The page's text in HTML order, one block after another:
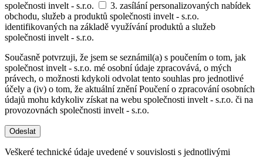
společnosti invelt - s.r.o.
3. zasílání personalizovaných nabídek
obchodu, služeb a produktů společnosti invelt - s.r.o.
identifikovaných na základě využívání produktů a služeb
společnosti invelt - s.r.o.
Současně potvrzuji, že jsem se seznámil(a) s poučením o tom, jak
společnost invelt - s.r.o. mé osobní údaje zpracovává, o mých
právech, o možnosti kdykoli odvolat tento souhlas pro jednotlivé
účely a (iv) o tom, že aktuální znění Poučení o zpracování osobních
údajů mohu kdykoliv získat na webu společnosti invelt - s.r.o. či na
provozovnách společnosti invelt - s.r.o.
Odeslat
Veškeré technické údaje uvedené v souvislosti s jednotlivými